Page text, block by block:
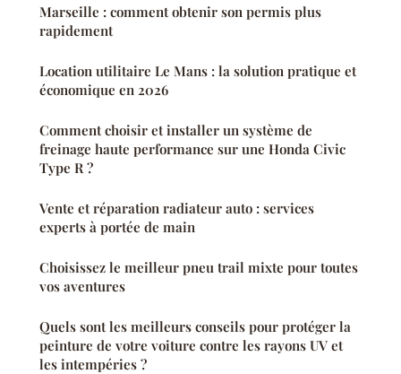
Marseille : comment obtenir son permis plus
rapidement
Location utilitaire Le Mans : la solution pratique et
économique en 2026
Comment choisir et installer un système de
freinage haute performance sur une Honda Civic
Type R ?
Vente et réparation radiateur auto : services
experts à portée de main
Choisissez le meilleur pneu trail mixte pour toutes
vos aventures
Quels sont les meilleurs conseils pour protéger la
peinture de votre voiture contre les rayons UV et
les intempéries ?